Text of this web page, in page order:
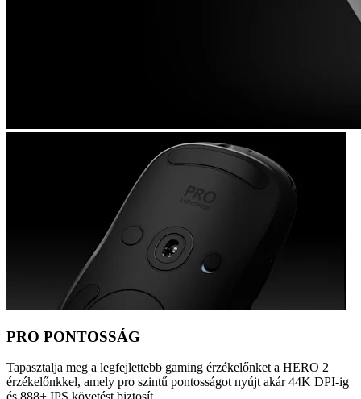
PRO PONTOSSÁG
Tapasztalja meg a legfejlettebb gaming érzékelőnket a HERO 2
érzékelőnkkel, amely pro szintű pontosságot nyújt akár 44K DPI-ig